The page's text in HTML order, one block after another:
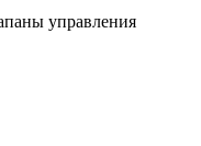
управления